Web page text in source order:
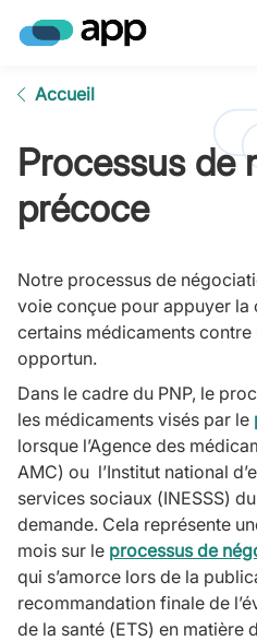
Accueil
Processus de
précoce
Notre processus de
voie conçue pour appuyer
certains médicaments contre
opportun.
Dans le cadre du PNP, le
les médicaments visés par le
lorsque l’Agence des
AMC) ou l’Institut national
services sociaux (INESSS)
demande. Cela représente
mois sur le processus de
qui s’amorce lors de la
recommandation finale de
de la santé (ETS) en matière